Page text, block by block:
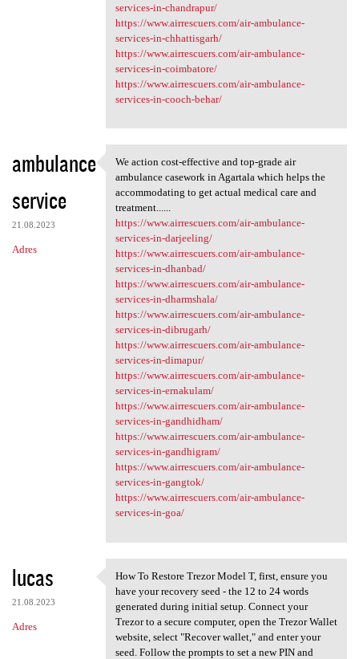
services-in-chandrapur/
https://www.airrescuers.com/air-ambulance-
services-in-chhattisgarh/
https://www.airrescuers.com/air-ambulance-
services-in-coimbatore/
https://www.airrescuers.com/air-ambulance-
services-in-cooch-behar/
ambulance
service
21.08.2023
Adres
We action cost-effective and
We action cost-effective and top-grade air
ambulance casework in Agartala which helps the
accommodating to get actual medical care and
treatment......
https://www.airrescuers.com/air-ambulance-
services-in-darjeeling/
https://www.airrescuers.com/air-ambulance-
services-in-dhanbad/
https://www.airrescuers.com/air-ambulance-
services-in-dharmshala/
https://www.airrescuers.com/air-ambulance-
services-in-dibrugarh/
https://www.airrescuers.com/air-ambulance-
services-in-dimapur/
https://www.airrescuers.com/air-ambulance-
services-in-ernakulam/
https://www.airrescuers.com/air-ambulance-
services-in-gandhidham/
https://www.airrescuers.com/air-ambulance-
services-in-gandhigram/
https://www.airrescuers.com/air-ambulance-
services-in-gangtok/
https://www.airrescuers.com/air-ambulance-
services-in-goa/
lucas
21.08.2023
Adres
How To Restore Trezor Model T
How To Restore Trezor Model T, first, ensure you
have your recovery seed - the 12 to 24 words
generated during initial setup. Connect your
Trezor to a secure computer, open the Trezor Wallet
website, select "Recover wallet," and enter your
seed. Follow the prompts to set a new PIN and